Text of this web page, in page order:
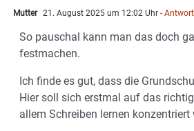
Mutter 21. August 2025 um 12:02 Uhr -
So pauschal kann man das doch
festmachen.
Ich finde es gut, dass die
Hier soll sich erstmal auf das
allem Schreiben lernen konzentriert